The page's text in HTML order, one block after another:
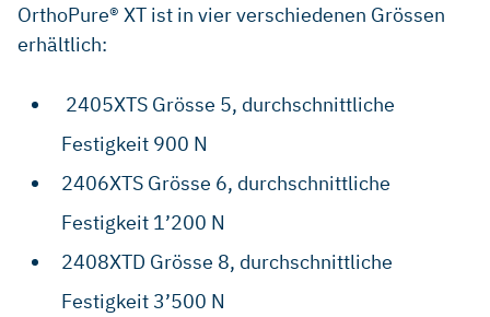
OrthoPure® XT ist in vier verschiedenen Grössen
erhältlich:
2405XTS Grösse 5, durchschnittliche
Festigkeit 900 N
2406XTS Grösse 6, durchschnittliche
Festigkeit 1’200 N
2408XTD Grösse 8, durchschnittliche
Festigkeit 3’500 N